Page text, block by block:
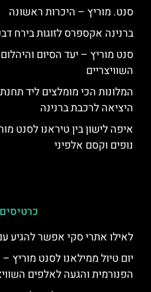
סנט. מוריץ – היכרות ראשונה
ברנינה אקספרס לזוגות בירח
סנט מוריץ – יעד הסיום
השוויצריים
המלונות הכי מומלצים ליד
היציאה לרכבת ברנינה
איפה לישון בין טיראנו לסנט
נופים וקסם אלפיני
כרטיסים
לאילו אתרי סקי אפשר להגיע
יום טיול ממילאנו לסנט מוריץ
הפנורמית והגעה לאלפים